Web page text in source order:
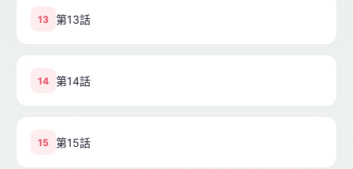
13 第13話
14 第14話
15 第15話